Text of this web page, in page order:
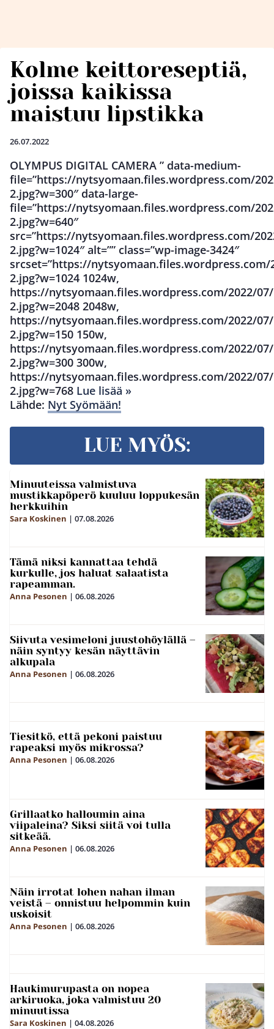
Kolme keittoreseptiä,
joissa kaikissa
maistuu lipstikka
26.07.2022
OLYMPUS DIGITAL CAMERA ” data-medium-
file=”https://nytsyomaan.files.wordpress.com/
2.jpg?w=300″ data-large-
file=”https://nytsyomaan.files.wordpress.com/
2.jpg?w=640″
src=”https://nytsyomaan.files.wordpress.com/
2.jpg?w=1024″ alt=”” class=”wp-image-3424″
srcset=”https://nytsyomaan.files.wordpress.com/
2.jpg?w=1024 1024w,
https://nytsyomaan.files.wordpress.com/2022/07/
2.jpg?w=2048 2048w,
https://nytsyomaan.files.wordpress.com/2022/07/
2.jpg?w=150 150w,
https://nytsyomaan.files.wordpress.com/2022/07/
2.jpg?w=300 300w,
https://nytsyomaan.files.wordpress.com/2022/07/
2.jpg?w=768 Lue lisää »
Lähde: Nyt Syömään!
LUE MYÖS:
Minuuteissa valmistuva
mustikkapöperö kuuluu loppukesän
herkkuihin
Sara Koskinen | 07.08.2026
Tämä niksi kannattaa tehdä
kurkulle, jos haluat salaatista
rapeamman.
Anna Pesonen | 06.08.2026
Siivuta vesimeloni juustohöylällä –
näin syntyy kesän näyttävin
alkupala
Anna Pesonen | 06.08.2026
Tiesitkö, että pekoni paistuu
rapeaksi myös mikrossa?
Anna Pesonen | 06.08.2026
Grillaatko halloumin aina
viipaleina? Siksi siitä voi tulla
sitkeää.
Anna Pesonen | 06.08.2026
Näin irrotat lohen nahan ilman
veistä – onnistuu helpommin kuin
uskoisit
Anna Pesonen | 06.08.2026
Haukimurupasta on nopea
arkiruoka, joka valmistuu 20
minuutissa
Sara Koskinen | 04.08.2026